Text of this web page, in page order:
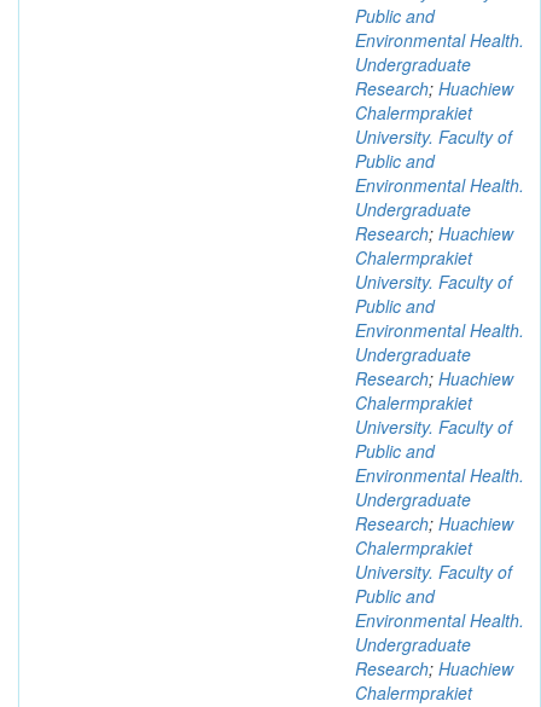
Public and
Environmental Health.
Undergraduate
Research; Huachiew
Chalermprakiet
University. Faculty of
Public and
Environmental Health.
Undergraduate
Research; Huachiew
Chalermprakiet
University. Faculty of
Public and
Environmental Health.
Undergraduate
Research; Huachiew
Chalermprakiet
University. Faculty of
Public and
Environmental Health.
Undergraduate
Research; Huachiew
Chalermprakiet
University. Faculty of
Public and
Environmental Health.
Undergraduate
Research; Huachiew
Chalermprakiet